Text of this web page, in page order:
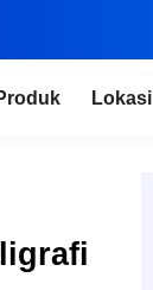
Lokasi